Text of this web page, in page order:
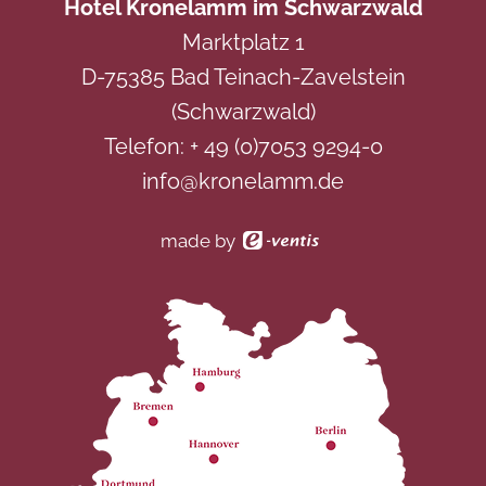
Hotel Kronelamm im Schwarzwald
Marktplatz 1
D-75385 Bad Teinach-Zavelstein
(Schwarzwald)
Telefon: + 49 (0)7053 9294-0
info@kronelamm.de
made by